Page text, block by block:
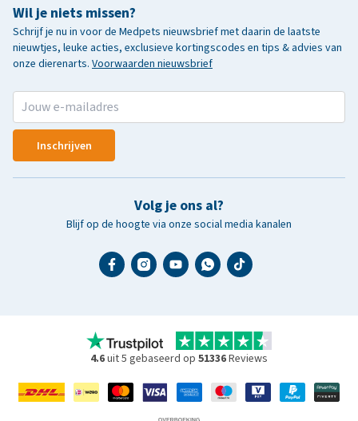
Wil je niets missen?
Schrijf je nu in voor de Medpets nieuwsbrief met daarin de laatste
nieuwtjes, leuke acties, exclusieve kortingscodes en tips & advies van
onze dierenarts. Voorwaarden nieuwsbrief
Inschrijven
Volg je ons al?
Blijf op de hoogte via onze social media kanalen
4.6uit 5 gebaseerd op 51336Reviews